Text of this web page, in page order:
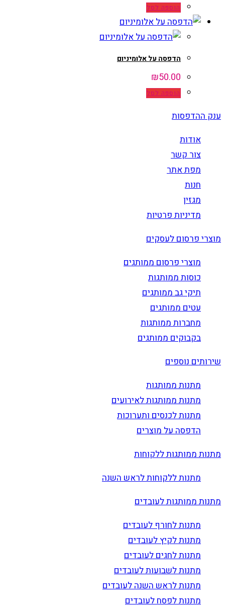
הוספה לסל
הדפסה על אלומיניום
₪50.00
הוספה לסל
ענק ההדפסות
אודות
צור קשר
מפת אתר
חנות
מגזין
מדיניות פרטיות
מוצרי פרסום לעסקים
מוצרי פרסום ממותגים
כוסות ממותגות
תיקי גב ממותגים
עטים ממותגים
מחברות ממותגות
בקבוקים ממותגים
שירותים נוספים
מתנות ממותגות
מתנות ממותגות לאירועים
מתנות לכנסים ותערוכות
הדפסה על מוצרים
מתנות ממותגות ללקוחות
מתנות ללקוחות לראש השנה
מתנות ממותגות לעובדים
מתנות לחורף לעובדים
מתנות לקיץ לעובדים
מתנות לחגים לעובדים
מתנות לשבועות לעובדים
מתנות לראש השנה לעובדים
מתנות לפסח לעובדים